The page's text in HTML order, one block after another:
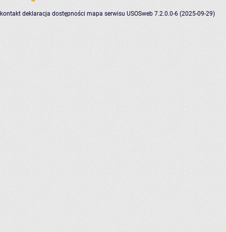
kontakt deklaracja dostępności mapa serwisu USOSweb 7.2.0.0-6 (2025-09-29)